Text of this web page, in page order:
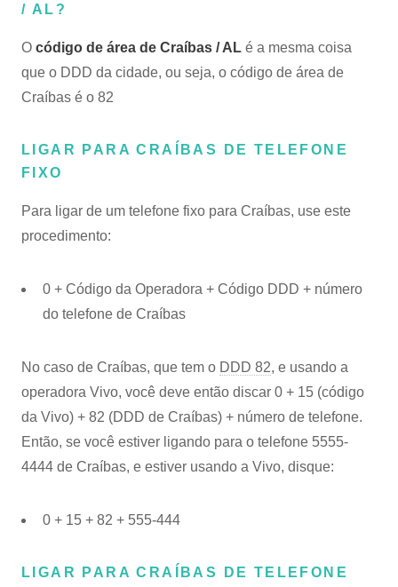
/ AL?
O código de área de Craíbas / AL é a mesma coisa
que o DDD da cidade, ou seja, o código de área de
Craíbas é o 82
LIGAR PARA CRAÍBAS DE TELEFONE
FIXO
Para ligar de um telefone fixo para Craíbas, use este
procedimento:
0 + Código da Operadora + Código DDD + número
do telefone de Craíbas
No caso de Craíbas, que tem o DDD 82, e usando a
operadora Vivo, você deve então discar 0 + 15 (código
da Vivo) + 82 (DDD de Craíbas) + número de telefone.
Então, se você estiver ligando para o telefone 5555-
4444 de Craíbas, e estiver usando a Vivo, disque:
0 + 15 + 82 + 555-444
LIGAR PARA CRAÍBAS DE TELEFONE